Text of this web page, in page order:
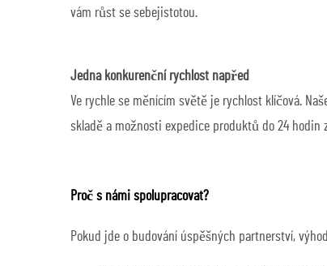
vám růst se sebejistotou.
Jedna konkurenční rychlost napřed
Ve rychle se měnícím světě je rychlost klíčová.
skladě a možnosti expedice produktů do 24
Proč s námi spolupracovat?
Pokud jde o budování úspěšných partnerství,